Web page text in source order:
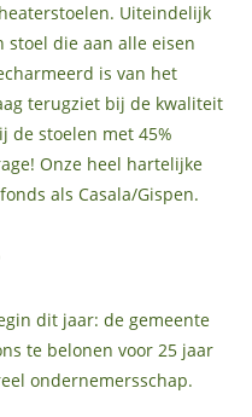
Uiteindelijk
stoel die aan alle eisen
is van het
terugziet bij de kwaliteit
de stoelen met 45%
Onze heel hartelijke
als Casala/Gispen.
dit jaar: de gemeente
te belonen voor 25 jaar
ondernemersschap.